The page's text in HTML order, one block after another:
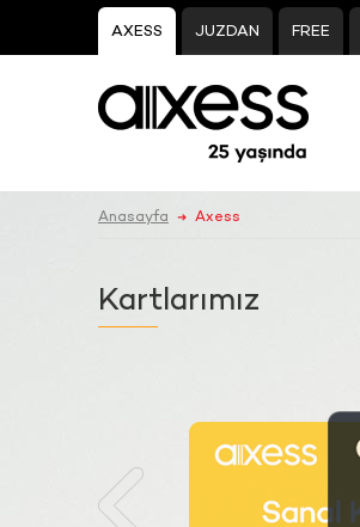
AXESS JUZDAN FREE
Anasayfa ➜ Axess
Kartlarımız